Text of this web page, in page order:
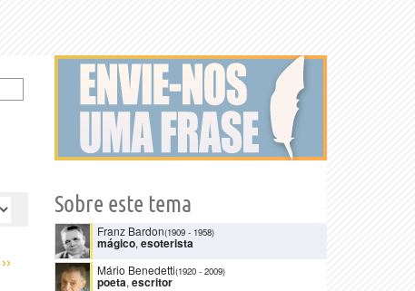
››
Sobre este tema
Franz Bardon(1909 - 1958)
mágico, esoterista
Mário Benedetti(1920 - 2009)
poeta, escritor